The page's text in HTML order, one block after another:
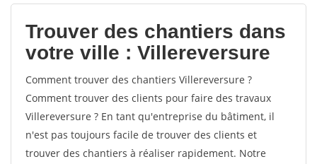
votes
Trouver des chantiers dans
votre ville : Villereversure
Comment trouver des chantiers Villereversure ?
Comment trouver des clients pour faire des travaux
Villereversure ? En tant qu'entreprise du bâtiment, il
n'est pas toujours facile de trouver des clients et
trouver des chantiers à réaliser rapidement. Notre